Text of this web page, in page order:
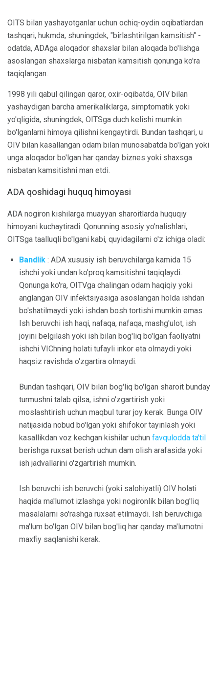
OITS bilan yashayotganlar uchun ochiq-oydin oqibatlardan
tashqari, hukmda, shuningdek, "birlashtirilgan kamsitish" -
odatda, ADAga aloqador shaxslar bilan aloqada bo'lishga
asoslangan shaxslarga nisbatan kamsitish qonunga ko'ra
taqiqlangan.
1998 yili qabul qilingan qaror, oxir-oqibatda, OIV bilan
yashaydigan barcha amerikaliklarga, simptomatik yoki
yo'qligida, shuningdek, OITSga duch kelishi mumkin
bo'lganlarni himoya qilishni kengaytirdi. Bundan tashqari, u
OIV bilan kasallangan odam bilan munosabatda bo'lgan yoki
unga aloqador bo'lgan har qanday biznes yoki shaxsga
nisbatan kamsitishni man etdi.
ADA qoshidagi huquq himoyasi
ADA nogiron kishilarga muayyan sharoitlarda huquqiy
himoyani kuchaytiradi. Qonunning asosiy yo'nalishlari,
OITSga taalluqli bo'lgani kabi, quyidagilarni o'z ichiga oladi:
Bandlik : ADA xususiy ish beruvchilarga kamida 15
ishchi yoki undan ko'proq kamsitishni taqiqlaydi.
Qonunga ko'ra, OITVga chalingan odam haqiqiy yoki
anglangan OIV infektsiyasiga asoslangan holda ishdan
bo'shatilmaydi yoki ishdan bosh tortishi mumkin emas.
Ish beruvchi ish haqi, nafaqa, nafaqa, mashg'ulot, ish
joyini belgilash yoki ish bilan bog'liq bo'lgan faoliyatni
ishchi VIChning holati tufayli inkor eta olmaydi yoki
haqsiz ravishda o'zgartira olmaydi.
Bundan tashqari, OIV bilan bog'liq bo'lgan sharoit bunday
turmushni talab qilsa, ishni o'zgartirish yoki
moslashtirish uchun maqbul turar joy kerak. Bunga OIV
natijasida nobud bo'lgan yoki shifokor tayinlash yoki
kasallikdan voz kechgan kishilar uchun favqulodda ta'til
berishga ruxsat berish uchun dam olish arafasida yoki
ish jadvallarini o'zgartirish mumkin.
Ish beruvchi ish beruvchi (yoki salohiyatli) OIV holati
haqida ma'lumot izlashga yoki nogironlik bilan bog'liq
masalalarni so'rashga ruxsat etilmaydi. Ish beruvchiga
ma'lum bo'lgan OIV bilan bog'liq har qanday ma'lumotni
maxfiy saqlanishi kerak.